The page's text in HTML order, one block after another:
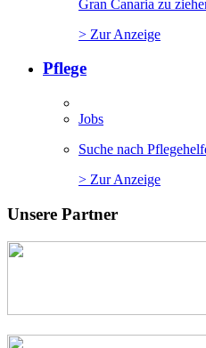
Gran Canaria zu
> Zur Anzeige
Pflege
Jobs
Suche nach
> Zur Anzeige
Unsere Partner